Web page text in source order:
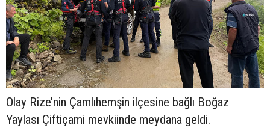
Olay Rize’nin Çamlıhemşin ilçesine bağlı Boğaz
Yaylası Çiftiçami mevkiinde meydana geldi.